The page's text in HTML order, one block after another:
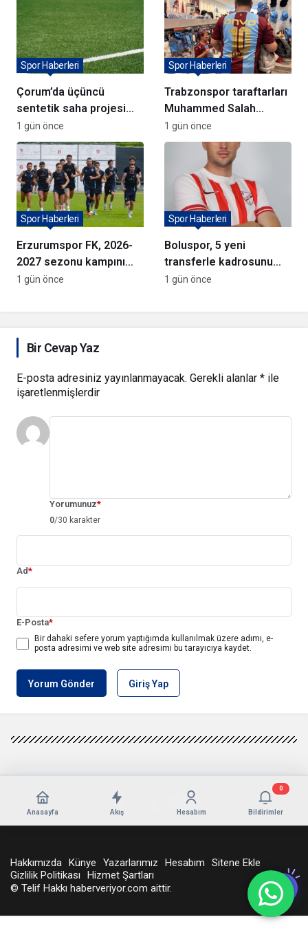
Çorum’da üçüncü
sentetik saha projesi
için söz verildi
Spor Haberleri
1 gün önce
Trabzonspor taraftarları
Muhammed Salah
formalarına akın ediyor
Spor Haberleri
1 gün önce
Erzurumspor FK, 2026-
2027 sezonu kampını
tamamladı
Spor Haberleri
1 gün önce
Boluspor, 5 yeni
transferle kadrosunu
güçlendirdi
Spor Haberleri
1 gün önce
Bir Cevap Yaz
E-posta adresiniz yayınlanmayacak. Gerekli alanlar * ile
işaretlenmişlerdir
Yorumunuz*
0/30 karakter
Ad*
E-Posta*
Bir dahaki sefere yorum yaptığımda kullanılmak üzere adımı, e-
posta adresimi ve web site adresimi bu tarayıcıya kaydet.
Yorum Gönder Giriş Yap
Anasayfa Akış Hesabım Bildirimler
0
Hakkımızda Künye Yazarlarımız Hesabım
Sitene Ekle
Gizlilik Politikası
Hizmet Şartları
© Telif Hakkı haberveriyor.com aittir.